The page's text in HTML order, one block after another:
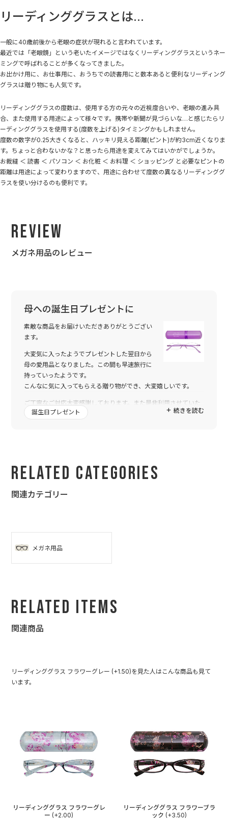
リーディンググラスとは...
一般に40歳前後から老眼の症状が現れると言われています。
最近では「老眼鏡」という老いたイメージではなくリーディンググラスというネー
ミングで呼ばれることが多くなってきました。
お出かけ用に、お仕事用に、おうちでの読書用にと数本あると便利なリーディング
グラスは贈り物にも人気です。
リーディンググラスの度数は、使用する方の元々の近視度合いや、老眼の進み具
合、また使用する用途によって様々です。携帯や新聞が見づらいな…と感じたらリ
ーディンググラスを使用する(度数を上げる)タイミングかもしれません。
度数の数字が0.25大きくなると、ハッキリ見える距離(ピント)が約3cm近くなりま
す。ちょっと合わないかな？と思ったら用途を変えてみてはいかがでしょうか。
お裁縫 ＜ 読書 ＜ パソコン ＜ お化粧 ＜ お料理 ＜ ショッピング と必要なピントの
距離は用途によって変わりますので、用途に合わせて度数の異なるリーディンググ
ラスを使い分けるのも便利です。
Review
メガネ用品のレビュー
母への誕生日プレゼントに
素敵な商品をお届けいただきありがとうござい
ます。
大変気に入ったようでプレゼントした翌日から
母の愛用品となりました。この間も早速旅行に
持っていったようです。
こんなに気に入ってもらえる贈り物ができ、大変嬉しいです。
ご丁寧なご対応大変感謝しております。また是非利用させていた
だきます。
続きを読む
誕生日プレゼント
Related Categories
関連カテゴリー
メガネ用品
Related Items
関連商品
リーディンググラス フラワーグレー (+1.50)を見た人はこんな商品も見て
います。
リーディンググラス フラワーグレ
ー (+2.00)
リーディンググラス フラワーブラ
ック (+3.50)